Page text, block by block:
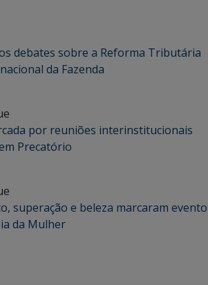
debates sobre a Reforma Tributária
da Fazenda
por reuniões interinstitucionais
Precatório
superação e beleza marcaram evento
da Mulher